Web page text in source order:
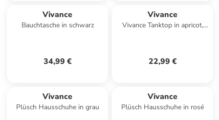
Vivance
Bauchtasche in schwarz
34,99 €
Vivance
Vivance Tanktop in apricot,
22,99 €
Vivance
Plüsch Hausschuhe in grau
Vivance
Plüsch Hausschuhe in rosé